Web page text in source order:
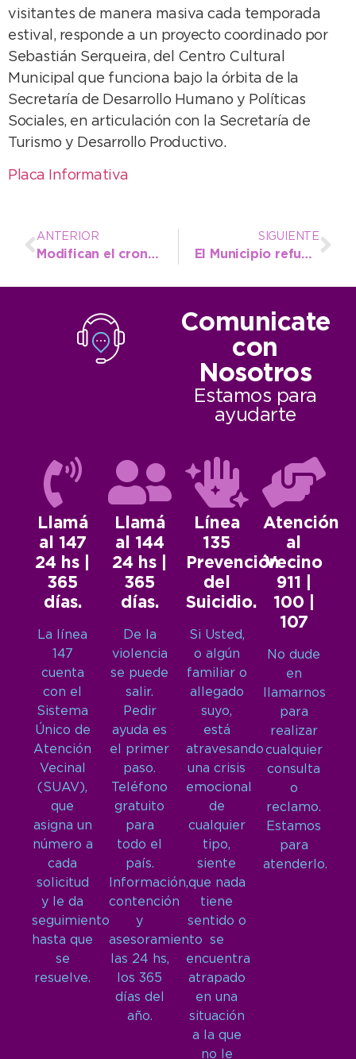
visitantes de manera masiva cada temporada
estival, responde a un proyecto coordinado por
Sebastián Serqueira, del Centro Cultural
Municipal que funciona bajo la órbita de la
Secretaría de Desarrollo Humano y Políticas
Sociales, en articulación con la Secretaría de
Turismo y Desarrollo Productivo.
Placa Informativa
ANTERIOR
Modifican el cronograma de charlas para principiantes por las fiestas de fin de año
SIGUIENTE
El Municipio refuerza el cuidado del agua potable de cara a la temporada estival
Comunicate
con
Nosotros
Estamos para
ayudarte
Llamá
al 147
24 hs |
365
días.
La línea
147
cuenta
con el
Sistema
Único de
Atención
Vecinal
(SUAV),
que
asigna un
número a
cada
solicitud
y le da
seguimiento
hasta que
se
resuelve.
Llamá
al 144
24 hs |
365
días.
De la
violencia
se puede
salir.
Pedir
ayuda es
el primer
paso.
Teléfono
gratuito
para
todo el
país.
Información,
contención
y
asesoramiento
las 24 hs,
los 365
días del
año.
Línea
135
Prevención
del
Suicidio.
Si Usted,
o algún
familiar o
allegado
suyo,
está
atravesando
una crisis
emocional
de
cualquier
tipo,
siente
que nada
tiene
sentido o
se
encuentra
atrapado
en una
situación
a la que
no le
Atención
al
Vecino
911 |
100 |
107
No dude
en
llamarnos
para
realizar
cualquier
consulta
o
reclamo.
Estamos
para
atenderlo.